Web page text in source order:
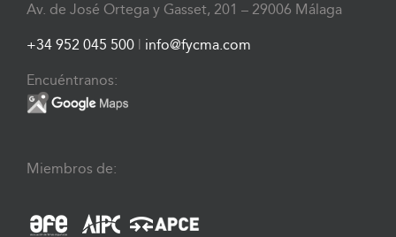
Av. de José Ortega y Gasset, 201 – 29006 Málaga
+34 952 045 500 | info@fycma.com
Encuéntranos:
Miembros de: